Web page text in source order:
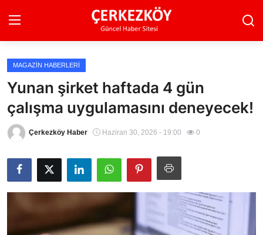
Ana Sayfa
Son Dakika
Ekonomi Haberleri
Magazin Haberleri
Spor Haberleri
Teknoloji Haberleri
MAGAZIN HABERLERI
Yunan şirket haftada 4 gün
çalışma uygulamasını deneyecek!
Çerkezköy Haber Haziran 30, 2026 - 19:00 0